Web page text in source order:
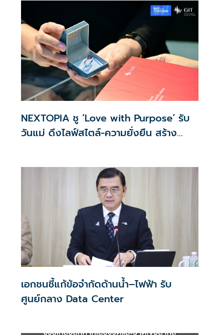
NEXTOPIA ชู ‘Love with Purpose’ รับ
วันแม่ ดึงไลฟ์สไตล์-ความยั่งยืน สร้าง
เอกชนชี้แก้ข้อจำกัดด้านน้ำ–ไฟฟ้า รับ
ศูนย์กลาง Data Center